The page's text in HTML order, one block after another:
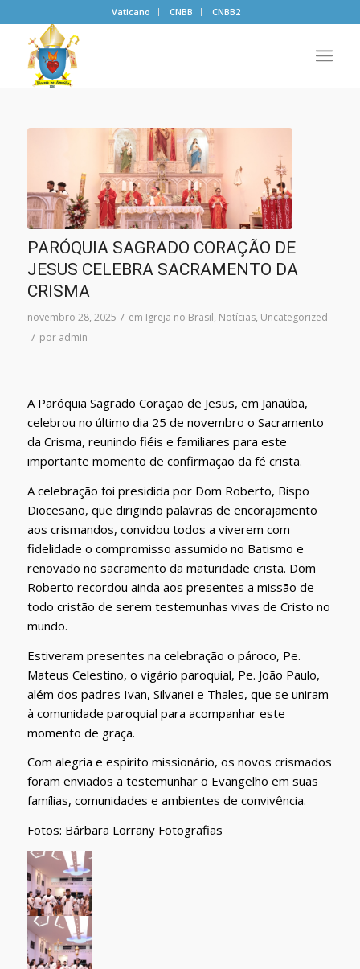
Vaticano CNBB CNBB2
PARÓQUIA SAGRADO CORAÇÃO DE
JESUS CELEBRA SACRAMENTO DA
CRISMA
novembro 28, 2025 / em Igreja no Brasil, Notícias, Uncategorized
/ por admin
A Paróquia Sagrado Coração de Jesus, em Janaúba,
celebrou no último dia 25 de novembro o Sacramento
da Crisma, reunindo fiéis e familiares para este
importante momento de confirmação da fé cristã.
A celebração foi presidida por Dom Roberto, Bispo
Diocesano, que dirigindo palavras de encorajamento
aos crismandos, convidou todos a viverem com
fidelidade o compromisso assumido no Batismo e
renovado no sacramento da maturidade cristã. Dom
Roberto recordou ainda aos presentes a missão de
todo cristão de serem testemunhas vivas de Cristo no
mundo.
Estiveram presentes na celebração o pároco, Pe.
Mateus Celestino, o vigário paroquial, Pe. João Paulo,
além dos padres Ivan, Silvanei e Thales, que se uniram
à comunidade paroquial para acompanhar este
momento de graça.
Com alegria e espírito missionário, os novos crismados
foram enviados a testemunhar o Evangelho em suas
famílias, comunidades e ambientes de convivência.
Fotos: Bárbara Lorrany Fotografias